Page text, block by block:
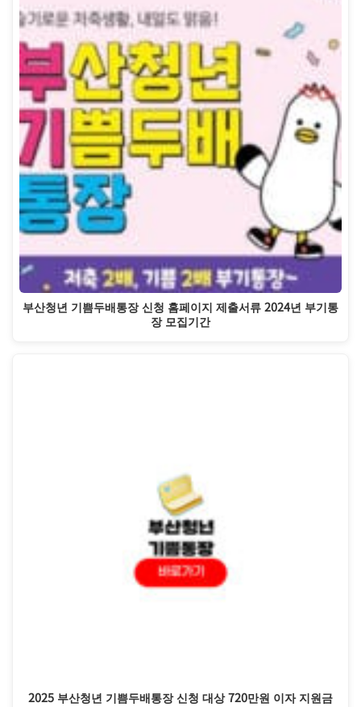
부산청년 기쁨두배통장 신청 홈페이지 제출서류 2024년 부기통
장 모집기간
2025 부산청년 기쁨두배통장 신청 대상 720만원 이자 지원금